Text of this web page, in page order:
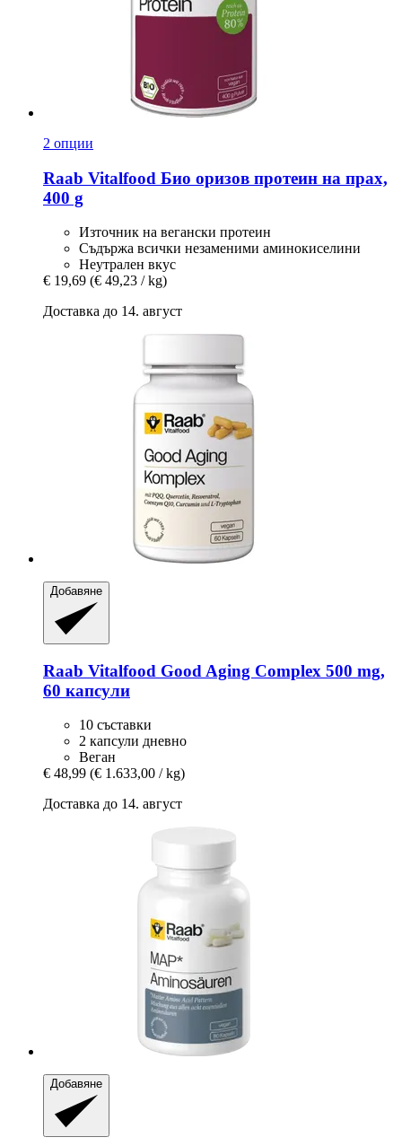
2 опции
Raab Vitalfood Био оризов протеин на прах,
400 g
Източник на вегански протеин
Съдържа всички незаменими аминокиселини
Неутрален вкус
€ 19,69 (€ 49,23 / kg)
Доставка до 14. август
Добавяне
Raab Vitalfood Good Aging Complex 500 mg,
60 капсули
10 съставки
2 капсули дневно
Веган
€ 48,99 (€ 1.633,00 / kg)
Доставка до 14. август
Добавяне